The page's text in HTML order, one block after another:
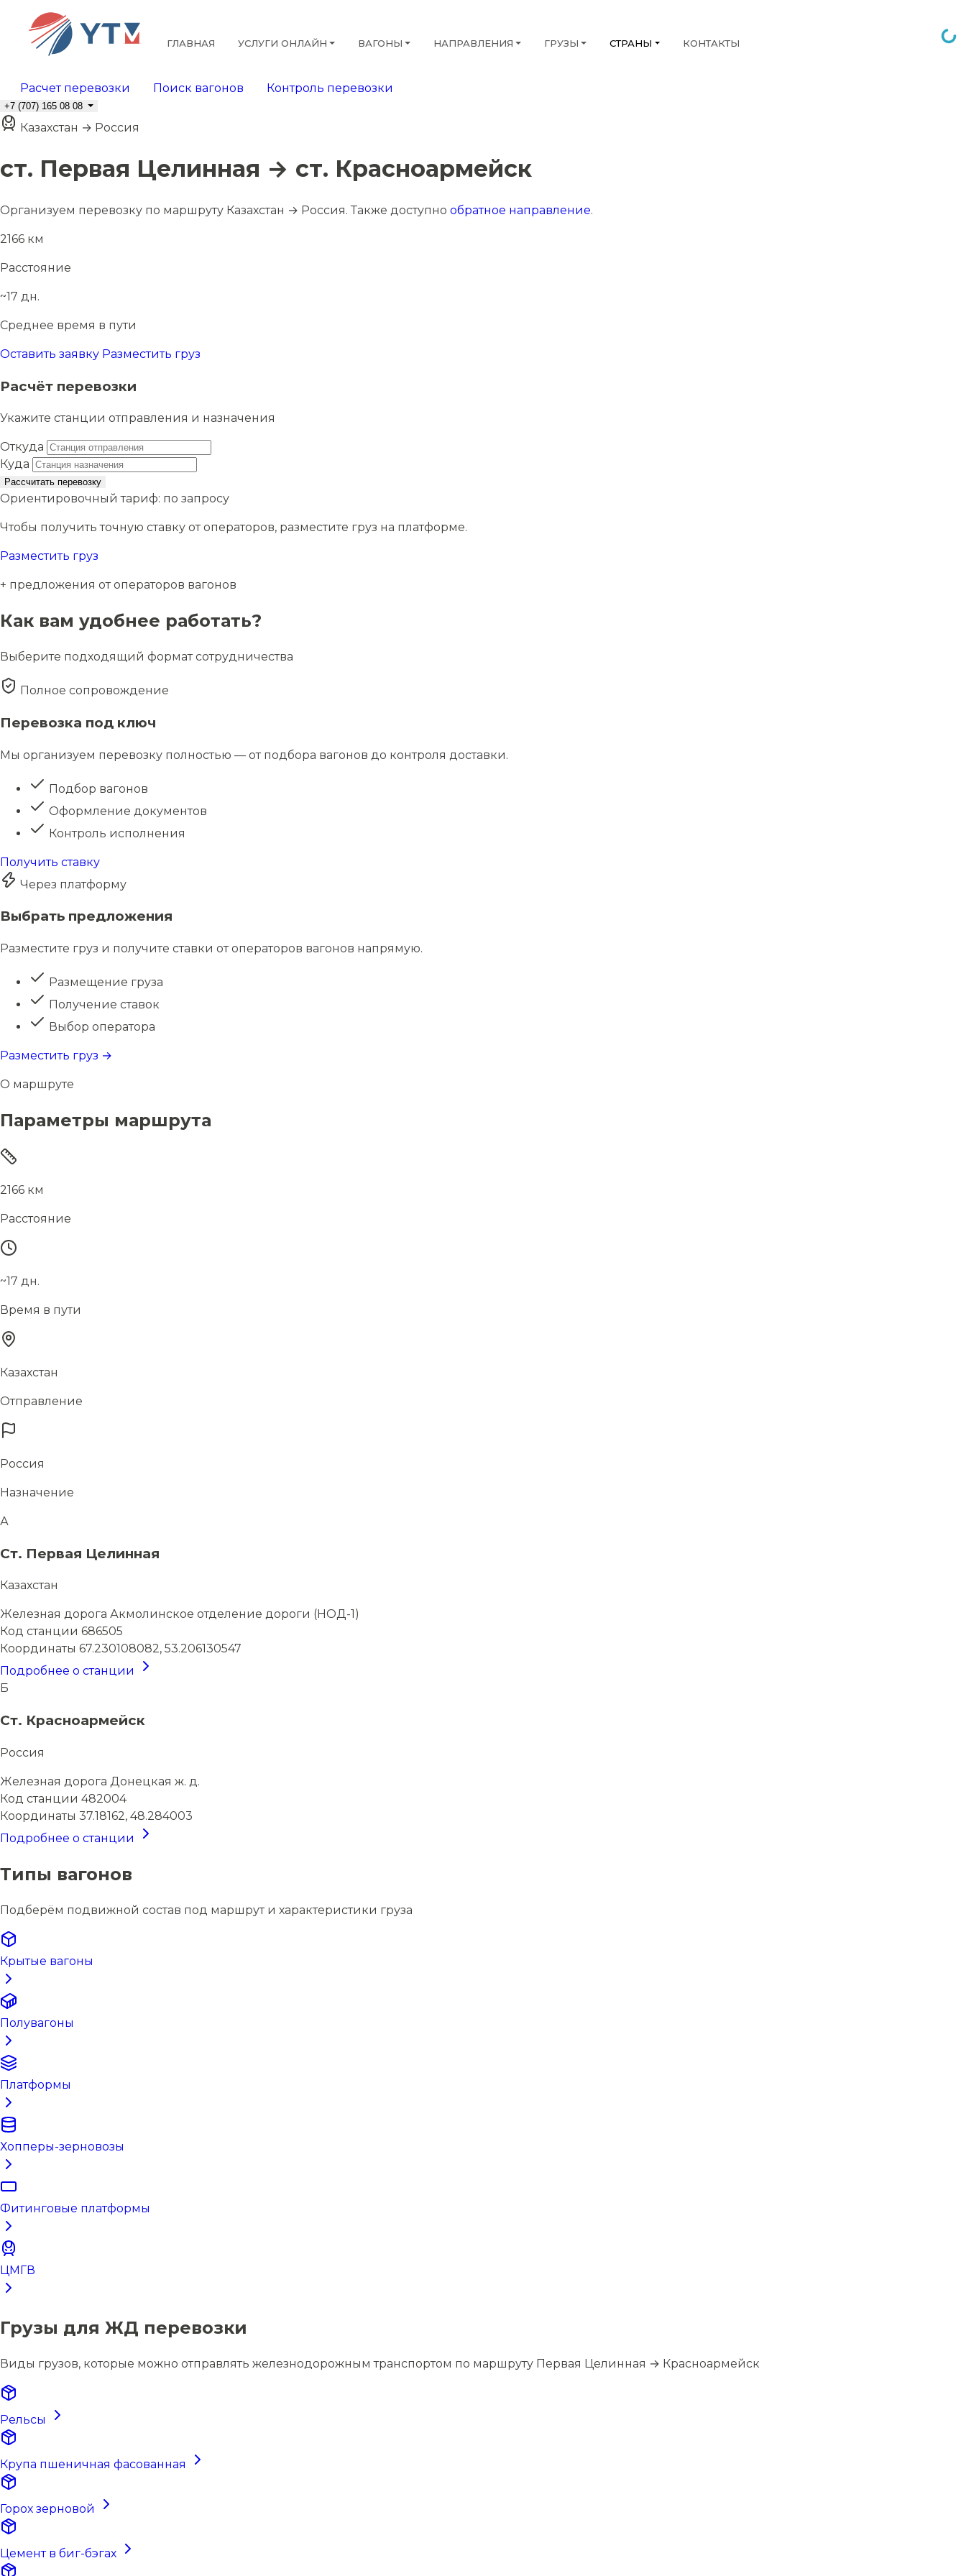
ГЛАВНАЯ УСЛУГИ ОНЛАЙН ВАГОНЫ НАПРАВЛЕНИЯ ГРУЗЫ СТРАНЫ КОНТАКТЫ
Расчет перевозки Поиск вагонов Контроль перевозки
+7 (707) 165 08 08
Казахстан → Россия
ст. Первая Целинная → ст. Красноармейск
Организуем перевозку по маршруту Казахстан → Россия. Также доступно обратное направление.
2166 км
Расстояние
~17 дн.
Среднее время в пути
Оставить заявку Разместить груз
Расчёт перевозки
Укажите станции отправления и назначения
Откуда
Куда
Рассчитать перевозку
Ориентировочный тариф: по запросу
Чтобы получить точную ставку от операторов, разместите груз на платформе.
Разместить груз
+ предложения от операторов вагонов
Как вам удобнее работать?
Выберите подходящий формат сотрудничества
Полное сопровождение
Перевозка под ключ
Мы организуем перевозку полностью — от подбора вагонов до контроля доставки.
Подбор вагонов
Оформление документов
Контроль исполнения
Получить ставку
Через платформу
Выбрать предложения
Разместите груз и получите ставки от операторов вагонов напрямую.
Размещение груза
Получение ставок
Выбор оператора
Разместить груз →
О маршруте
Параметры маршрута
2166 км
Расстояние
~17 дн.
Время в пути
Казахстан
Отправление
Россия
Назначение
А
Ст. Первая Целинная
Казахстан
Железная дорога Акмолинское отделение дороги (НОД-1)
Код станции 686505
Координаты 67.230108082, 53.206130547
Подробнее о станции
Б
Ст. Красноармейск
Россия
Железная дорога Донецкая ж. д.
Код станции 482004
Координаты 37.18162, 48.284003
Подробнее о станции
Типы вагонов
Подберём подвижной состав под маршрут и характеристики груза
Крытые вагоны
Полувагоны
Платформы
Хопперы-зерновозы
Фитинговые платформы
ЦМГВ
Грузы для ЖД перевозки
Виды грузов, которые можно отправлять железнодорожным транспортом по маршруту Первая Целинная → Красноармейск
Рельсы
Крупа пшеничная фасованная
Горох зерновой
Цемент в биг-бэгах